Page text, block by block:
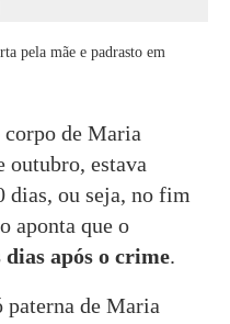
pela mãe e padrasto em
de Maria
outubro, estava
dias, ou seja, no fim
aponta que o
após o crime.
de Maria